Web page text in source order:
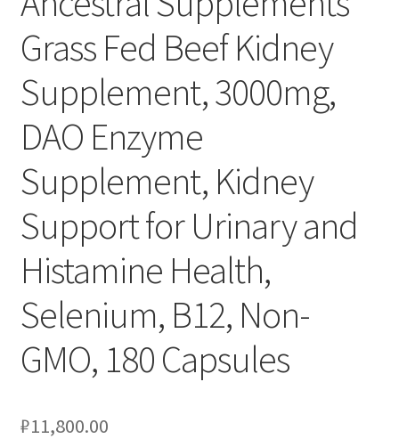
Grass Fed Beef Kidney
Supplement, 3000mg,
DAO Enzyme
Supplement, Kidney
Support for Urinary and
Histamine Health,
Selenium, B12, Non-
GMO, 180 Capsules
₽11,800.00